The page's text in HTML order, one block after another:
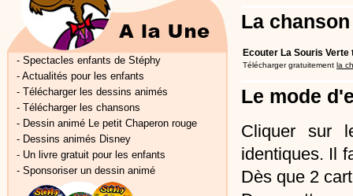
- Spectacles enfants de Stéphy
- Actualités pour les enfants
- Télécharger les dessins animés
- Télécharger les chansons
- Dessin animé Le petit Chaperon rouge
- Dessins animés Disney
- Un livre gratuit pour les enfants
- Sponsoriser un dessin animé
La
Ecouter La Souris Verte
Télécharger gratuitement la
Le mode
Cliquer sur
identiques. Il
Dès que 2